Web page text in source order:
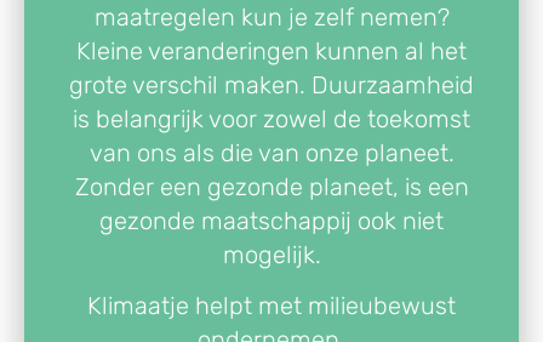
maatregelen kun je zelf nemen?
Kleine veranderingen kunnen al het
grote verschil maken. Duurzaamheid
is belangrijk voor zowel de toekomst
van ons als die van onze planeet.
Zonder een gezonde planeet, is een
gezonde maatschappij ook niet
mogelijk.
Klimaatje helpt met milieubewust